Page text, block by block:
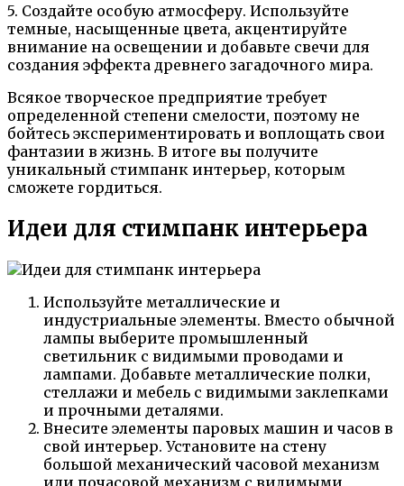
5. Создайте особую атмосферу. Используйте
темные, насыщенные цвета, акцентируйте
внимание на освещении и добавьте свечи для
создания эффекта древнего загадочного мира.
Всякое творческое предприятие требует
определенной степени смелости, поэтому не
бойтесь экспериментировать и воплощать свои
фантазии в жизнь. В итоге вы получите
уникальный стимпанк интерьер, которым
сможете гордиться.
Идеи для стимпанк интерьера
Используйте металлические и
индустриальные элементы. Вместо обычной
лампы выберите промышленный
светильник с видимыми проводами и
лампами. Добавьте металлические полки,
стеллажи и мебель с видимыми заклепками
и прочными деталями.
Внесите элементы паровых машин и часов в
свой интерьер. Установите на стену
большой механический часовой механизм
или почасовой механизм с видимыми